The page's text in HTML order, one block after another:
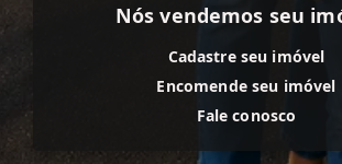
Nós vendemos seu
Cadastre seu imóvel
Encomende seu imóvel
Fale conosco